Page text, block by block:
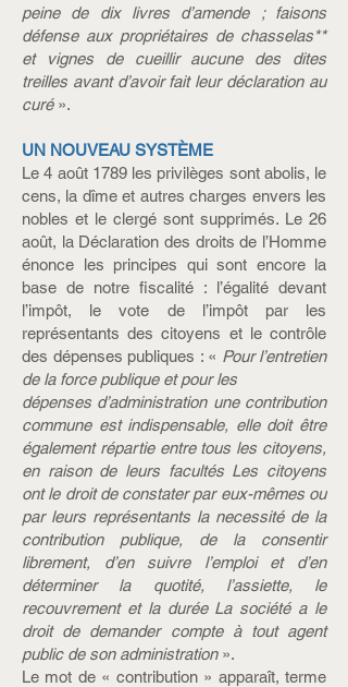
peine de dix livres d’amende ; faisons
défense aux propriétaires de chasselas**
et vignes de cueillir aucune des dites
treilles avant d’avoir fait leur déclaration au
curé».
UN NOUVEAU SYSTÈME
Le 4 août 1789 les privilèges sont abolis, le
cens, la dîme et autres charges envers les
nobles et le clergé sont supprimés. Le 26
août, la Déclaration des droits de l’Homme
énonce les principes qui sont encore la
base de notre fiscalité : l’égalité devant
l’impôt, le vote de l’impôt par les
représentants des citoyens et le contrôle
des dépenses publiques : « Pour l’entretien
de la force publique et pour les
dépenses d’administration une contribution
commune est indispensable, elle doit être
également répartie entre tous les citoyens,
en raison de leurs facultés Les citoyens
ont le droit de constater par eux-mêmes ou
par leurs représentants la necessité de la
contribution publique, de la consentir
librement, d’en suivre l’emploi et d’en
déterminer la quotité, l’assiette, le
recouvrement et la durée La société a le
droit de demander compte à tout agent
public de son administration».
Le mot de « contribution » apparaît, terme